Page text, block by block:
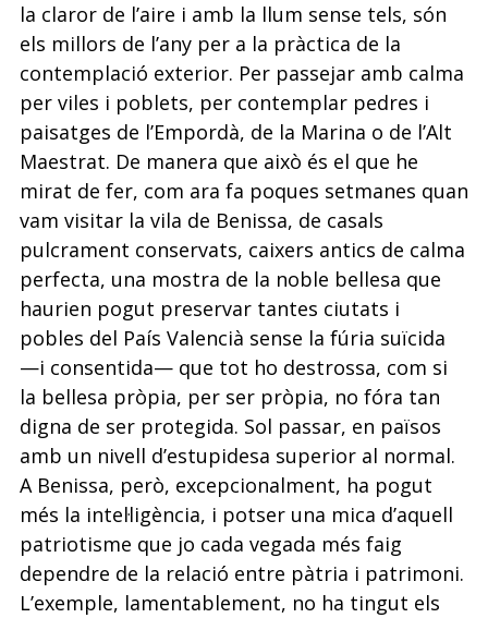
la claror de l’aire i amb la llum sense tels, són
els millors de l’any per a la pràctica de la
contemplació exterior. Per passejar amb calma
per viles i poblets, per contemplar pedres i
paisatges de l’Empordà, de la Marina o de l’Alt
Maes­trat. De manera que això és el que he
mirat de fer, com ara fa poques setmanes quan
vam visitar la vila de Benissa, de casals
pulcrament conservats, caixers antics de cal­ma
perfecta, una mostra de la noble bellesa que
haurien pogut preservar tantes ciutats i
pobles del País Valencià sense la fúria suïcida
—i consentida— que tot ho destrossa, com si
la bellesa pròpia, per ser pròpia, no fóra tan
digna de ser protegida. Sol passar, en països
amb un nivell d’estupidesa superior al normal.
A Benissa, però, excepcio­nalment, ha pogut
més la intel·ligència, i potser una mica d’aquell
patriotisme que jo cada vegada més faig
dependre de la relació entre pàtria i patrimoni.
L’exemple, la­mentablement, no ha tingut els